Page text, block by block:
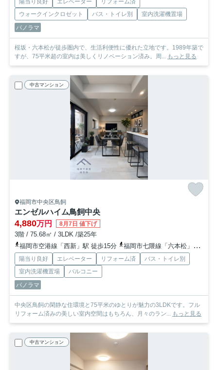
陽当り良好 エレベーター
リフォーム済
ウォークインクロゼット
バス・トイレ別
室内洗濯機置場
パノラマ
桜坂・六本松が徒歩圏内で、生活利便性に優れた立地です。1989年築で
すが、75平米超の室内は美しくリノベーション済み。周... もっと見る
中古マンション
福岡市中央区鳥飼
エンゼルハイム鳥飼中央
4,880万円 8月7日 値下げ
3階 / 75.68㎡ / 3LDK /築25年
福岡市空港線「西新」駅 徒歩15分
福岡市七隈線「六本松」駅 徒歩14分
陽当り良好 エレベーター リフォーム済
バス・トイレ別
室内洗濯機置場
バルコニー
パノラマ
中央区鳥飼の閑静な住環境と75平米のゆとりが魅力の3LDKです。フル
リフォーム済みの美しい室内空間はもちろん、月々のラン... もっと見る
中古マンション